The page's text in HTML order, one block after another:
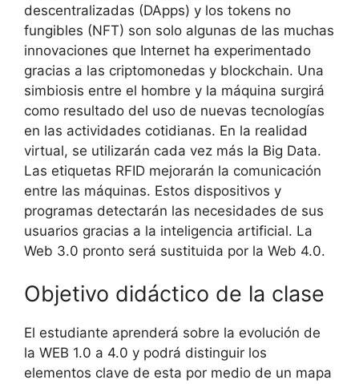
descentralizadas (DApps) y los tokens no
fungibles (NFT) son solo algunas de las muchas
innovaciones que Internet ha experimentado
gracias a las criptomonedas y blockchain. Una
simbiosis entre el hombre y la máquina surgirá
como resultado del uso de nuevas tecnologías
en las actividades cotidianas. En la realidad
virtual, se utilizarán cada vez más la Big Data.
Las etiquetas RFID mejorarán la comunicación
entre las máquinas. Estos dispositivos y
programas detectarán las necesidades de sus
usuarios gracias a la inteligencia artificial. La
Web 3.0 pronto será sustituida por la Web 4.0.
Objetivo didáctico de la clase
El estudiante aprenderá sobre la evolución de
la WEB 1.0 a 4.0 y podrá distinguir los
elementos clave de esta por medio de un mapa